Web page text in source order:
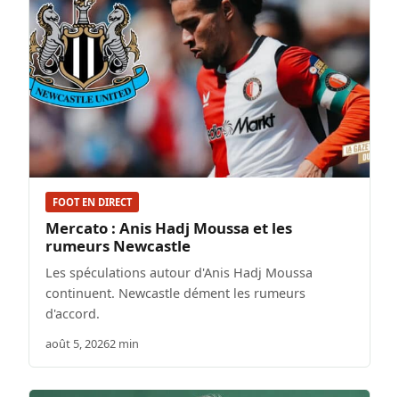
FOOT EN DIRECT
Mercato : Anis Hadj Moussa et les
rumeurs Newcastle
Les spéculations autour d'Anis Hadj Moussa
continuent. Newcastle dément les rumeurs
d'accord.
août 5, 20262 min